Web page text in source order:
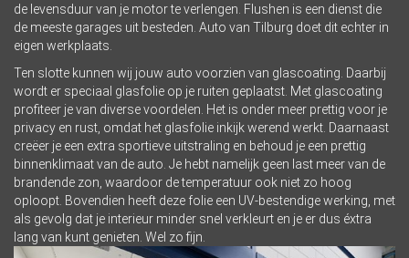
de levensduur van je motor te verlengen. Flushen is een dienst die
de meeste garages uit besteden. Auto van Tilburg doet dit echter in
eigen werkplaats.
Ten slotte kunnen wij jouw auto voorzien van glascoating. Daarbij
wordt er speciaal glasfolie op je ruiten geplaatst. Met glascoating
profiteer je van diverse voordelen. Het is onder meer prettig voor je
privacy en rust, omdat het glasfolie inkijk werend werkt. Daarnaast
creëer je een extra sportieve uitstraling en behoud je een prettig
binnenklimaat van de auto. Je hebt namelijk geen last meer van de
brandende zon, waardoor de temperatuur ook niet zo hoog
oploopt. Bovendien heeft deze folie een UV-bestendige werking, met
als gevolg dat je interieur minder snel verkleurt en je er dus éxtra
lang van kunt genieten. Wel zo fijn.